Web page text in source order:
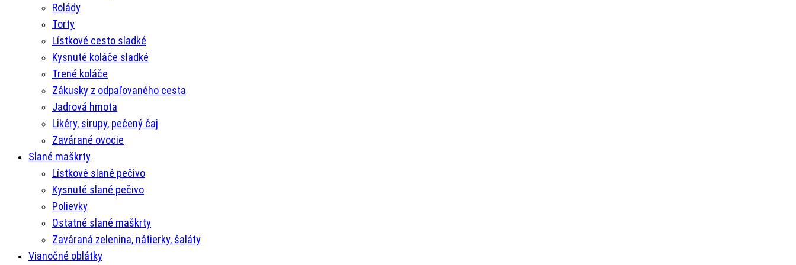
Rolády
Torty
Lístkové cesto sladké
Kysnuté koláče sladké
Trené koláče
Zákusky z odpaľovaného cesta
Jadrová hmota
Likéry, sirupy, pečený čaj
Zavárané ovocie
Slané maškrty
Lístkové slané pečivo
Kysnuté slané pečivo
Polievky
Ostatné slané maškrty
Zaváraná zelenina, nátierky, šaláty
Vianočné oblátky